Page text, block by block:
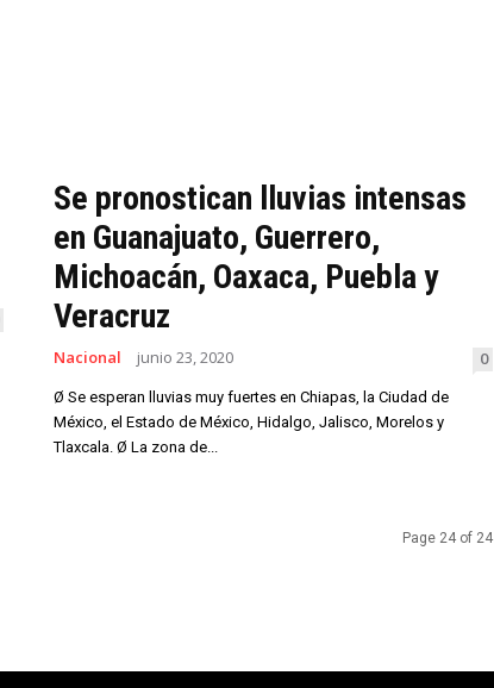
Se pronostican lluvias intensas
en Guanajuato, Guerrero,
Michoacán, Oaxaca, Puebla y
Veracruz
Nacional junio 23, 2020 0
Ø Se esperan lluvias muy fuertes en Chiapas, la Ciudad de
México, el Estado de México, Hidalgo, Jalisco, Morelos y
Tlaxcala. Ø La zona de...
Page 24 of 24